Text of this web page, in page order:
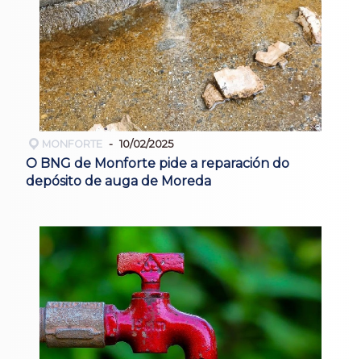
MONFORTE 10/02/2025
O BNG de Monforte pide a reparación do
depósito de auga de Moreda